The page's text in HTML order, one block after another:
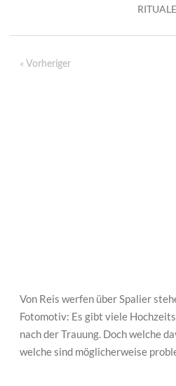
RITUALE
« Vorheriger
Von Reis werfen über Spalier
Fotomotiv: Es gibt viele
nach der Trauung. Doch welche
welche sind möglicherweise